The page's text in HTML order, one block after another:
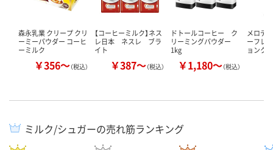
森永乳業 クリープ クリ
ーミーパウダー コーヒ
ーミルク
￥356～（税込）
【コーヒーミルク】ネス
レ日本 ネスレ ブラ
イト
￥387～（税込）
ドトールコーヒー ク
リーミングパウダー
1kg
￥1,180～（税込）
メロデ
ーフレ
ョンク
ミルク/シュガーの売れ筋ランキング